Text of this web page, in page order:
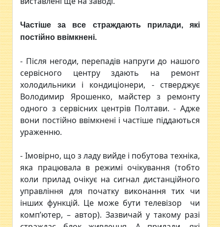
Частіше за все страждають прилади, які
постійно ввімкнені.
- Після негоди, перепадів напруги до нашого
сервісного центру здають на ремонт
холодильники і кондиціонери, - стверджує
Володимир Ярошенко, майстер з ремонту
одного з сервісних центрів Полтави. - Адже
вони постійно ввімкнені і частіше піддаються
ураженню.
- Імовірно, що з ладу вийде і побутова техніка,
яка працювала в режимі очікування (тобто
коли прилад очікує на сигнал дистанційного
управління для початку виконання тих чи
інших функцій. Це може бути телевізор чи
комп’ютер, – автор). Зазвичай у такому разі